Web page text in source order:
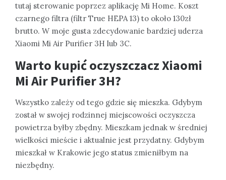
tutaj sterowanie poprzez aplikację Mi Home. Koszt
czarnego filtra (filtr True HEPA 13) to około 130zł
brutto. W moje gusta zdecydowanie bardziej uderza
Xiaomi Mi Air Purifier 3H lub 3C.
Warto kupić oczyszczacz Xiaomi
Mi Air Purifier 3H?
Wszystko zależy od tego gdzie się mieszka. Gdybym
został w swojej rodzinnej miejscowości oczyszcza
powietrza byłby zbędny. Mieszkam jednak w średniej
wielkości mieście i aktualnie jest przydatny. Gdybym
mieszkał w Krakowie jego status zmieniłbym na
niezbędny.